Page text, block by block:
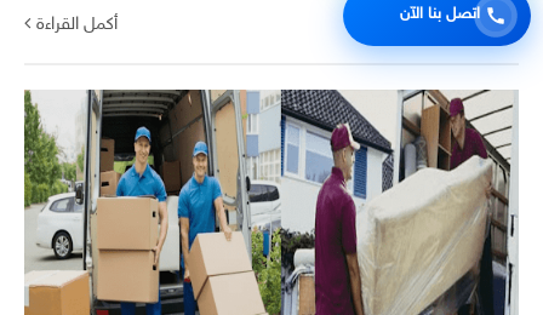
أكمل القراءة
اتصل بنا الآن